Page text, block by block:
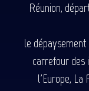
Réunion,
le
carrefour des
l'Europe, La